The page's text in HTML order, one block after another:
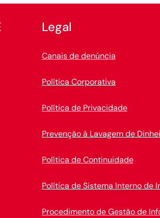
Legal
Canais de denúncia
Política Corporativa
Política de Privacidade
Prevenção à Lavagem de
Política de Continuidade
Política de Sistema Interno de
Procedimento de Gestão de